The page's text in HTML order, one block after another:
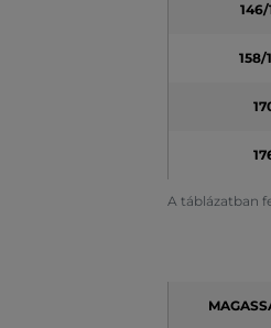
A táblázatban
146/
158/